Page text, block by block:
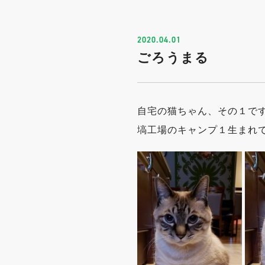
2020.04.01
ごろうまる
自宅の猫ちゃん、その１で
塙工場のキャンプ１生まれ